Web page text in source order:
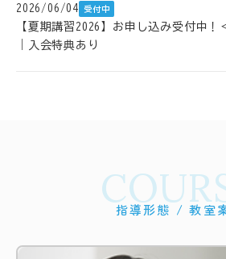
2026/06/04 受付中
【夏期講習2026】お申し込み受付中！
｜入会特典あり
指導形態 / 教室